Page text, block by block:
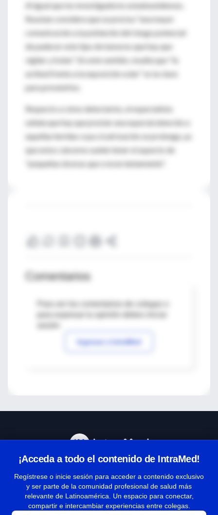
Al igual que los investigadores estadounidenses,
Roustan considera que se precisa "una mayor
comunicación a la población del riesgo potencial
de padecer este tipo de tumores que hay que
vigilar y tratar". En este sentido, resalta que "la
actitud frente a la exposición solar" es la clave
para prevenirlos.
Respecto a cómo detectarlos, el especialista
señala que hay que prestar una especial atención a
aquellas heridas cuya cicatrización se prolonga, ya
que estos cánceres suelen tener el aspecto de
"pequeñas úlceras que crecen lentamente".
Comentarios
Para ver los comentarios de colegas o
Ingresar a IntraMed
¡Acceda a todo el contenido de IntraMed!
Regístrese o inicie sesión para acceder a contenido exclusivo
y ser parte de la comunidad profesional de salud más
relevante de Latinoamérica. Un espacio para conectar,
compartir e intercambiar experiencias entre colegas.
Términos y condiciones
| Políticas de privacidad